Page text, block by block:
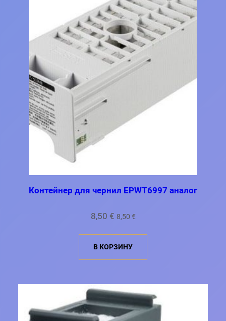
Контейнер для чернил EPWT6997 аналог
8,50 € 8,50 €
В КОРЗИНУ